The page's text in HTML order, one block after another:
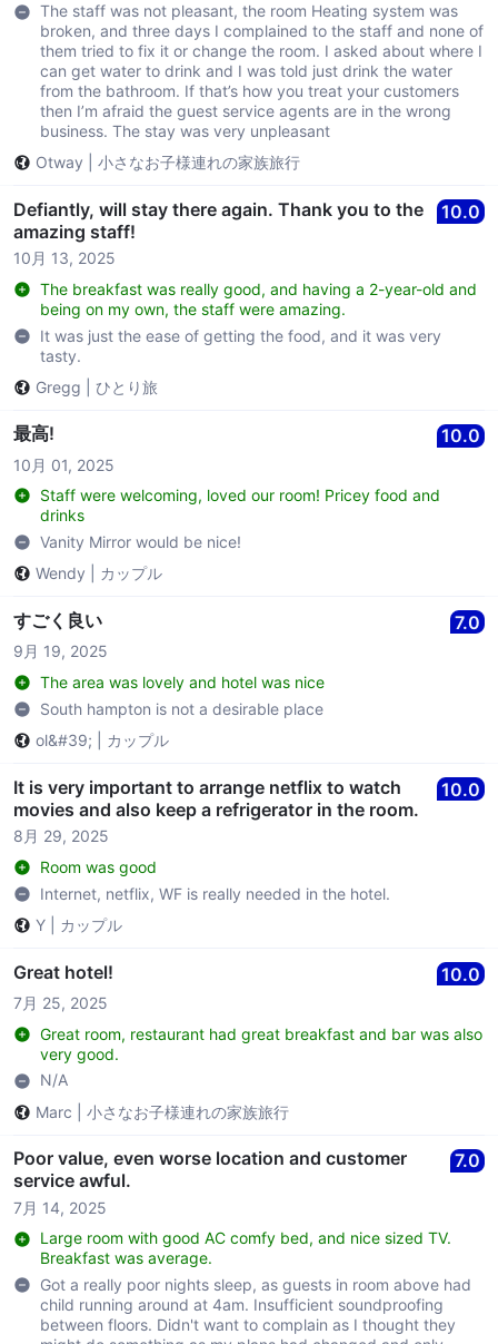
The staff was not pleasant, the room Heating system was
broken, and three days I complained to the staff and none of
them tried to fix it or change the room. I asked about where I
can get water to drink and I was told just drink the water
from the bathroom. If that’s how you treat your customers
then I’m afraid the guest service agents are in the wrong
business. The stay was very unpleasant
Otway
小さなお子様連れの家族旅行
Defiantly, will stay there again. Thank you to the
amazing staff!
10.0
10月 13, 2025
The breakfast was really good, and having a 2-year-old and
being on my own, the staff were amazing.
It was just the ease of getting the food, and it was very
tasty.
Gregg
ひとり旅
最高! 10.0
10月 01, 2025
Staff were welcoming, loved our room! Pricey food and
drinks
Vanity Mirror would be nice!
Wendy
カップル
すごく良い 7.0
9月 19, 2025
The area was lovely and hotel was nice
South hampton is not a desirable place
ol&#39;
カップル
It is very important to arrange netflix to watch
movies and also keep a refrigerator in the room.
10.0
8月 29, 2025
Room was good
Internet, netflix, WF is really needed in the hotel.
Y
カップル
Great hotel! 10.0
7月 25, 2025
Great room, restaurant had great breakfast and bar was also
very good.
N/A
Marc
小さなお子様連れの家族旅行
Poor value, even worse location and customer
service awful.
7.0
7月 14, 2025
Large room with good AC comfy bed, and nice sized TV.
Breakfast was average.
Got a really poor nights sleep, as guests in room above had
child running around at 4am. Insufficient soundproofing
between floors. Didn't want to complain as I thought they